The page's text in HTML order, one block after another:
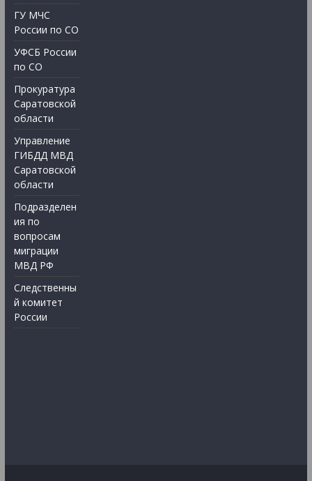
ГУ МЧС
России по СО
УФСБ России
по СО
Прокуратура
Саратовской
области
Управление
ГИБДД МВД
Саратовской
области
Подразделен
ия по
вопросам
миграции
МВД РФ
Следственны
й комитет
России